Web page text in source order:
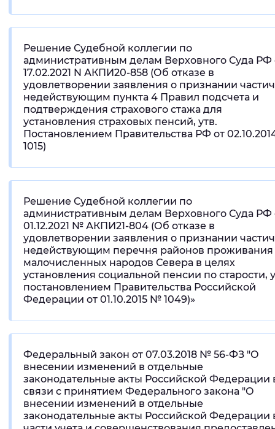
Решение Судебной коллегии по
административным делам Верховного Суда РФ
17.02.2021 N АКПИ20-858 (Об отказе в
удовлетворении заявления о признании
недействующим пункта 4 Правил подсчета и
подтверждения страхового стажа для
установления страховых пенсий, утв.
Постановлением Правительства РФ от
1015)
Решение Судебной коллегии по
административным делам Верховного Суда РФ
01.12.2021 № АКПИ21-804 (Об отказе в
удовлетворении заявления о признании
недействующим перечня районов проживания
малочисленных народов Севера в целях
установления социальной пенсии по старости,
постановлением Правительства Российской
Федерации от 01.10.2015 № 1049)»
Федеральный закон от 07.03.2018 № 56-ФЗ "О
внесении изменений в отдельные
законодательные акты Российской Федерации
связи с принятием Федерального закона "О
внесении изменений в отдельные
законодательные акты Российской Федерации